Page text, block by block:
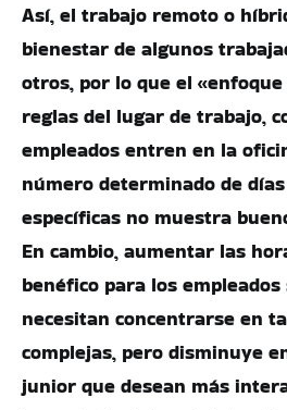
Así, el trabajo remoto o
bienestar de algunos
otros, por lo que el
reglas del lugar de trabajo,
empleados entren en la
número determinado de
específicas no muestra
En cambio, aumentar las
benéfico para los
necesitan concentrarse en
complejas, pero disminuye
junior que desean más